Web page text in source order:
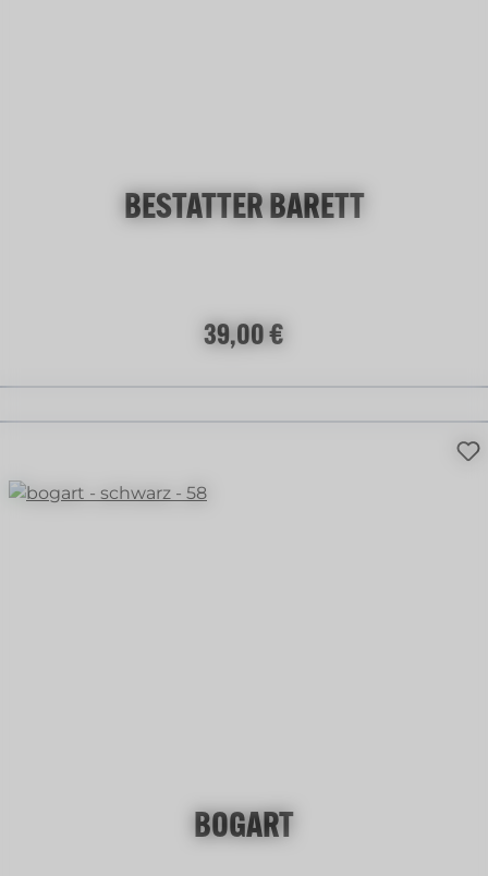
BESTATTER BARETT
Regulärer Preis:
39,00 €
BOGART